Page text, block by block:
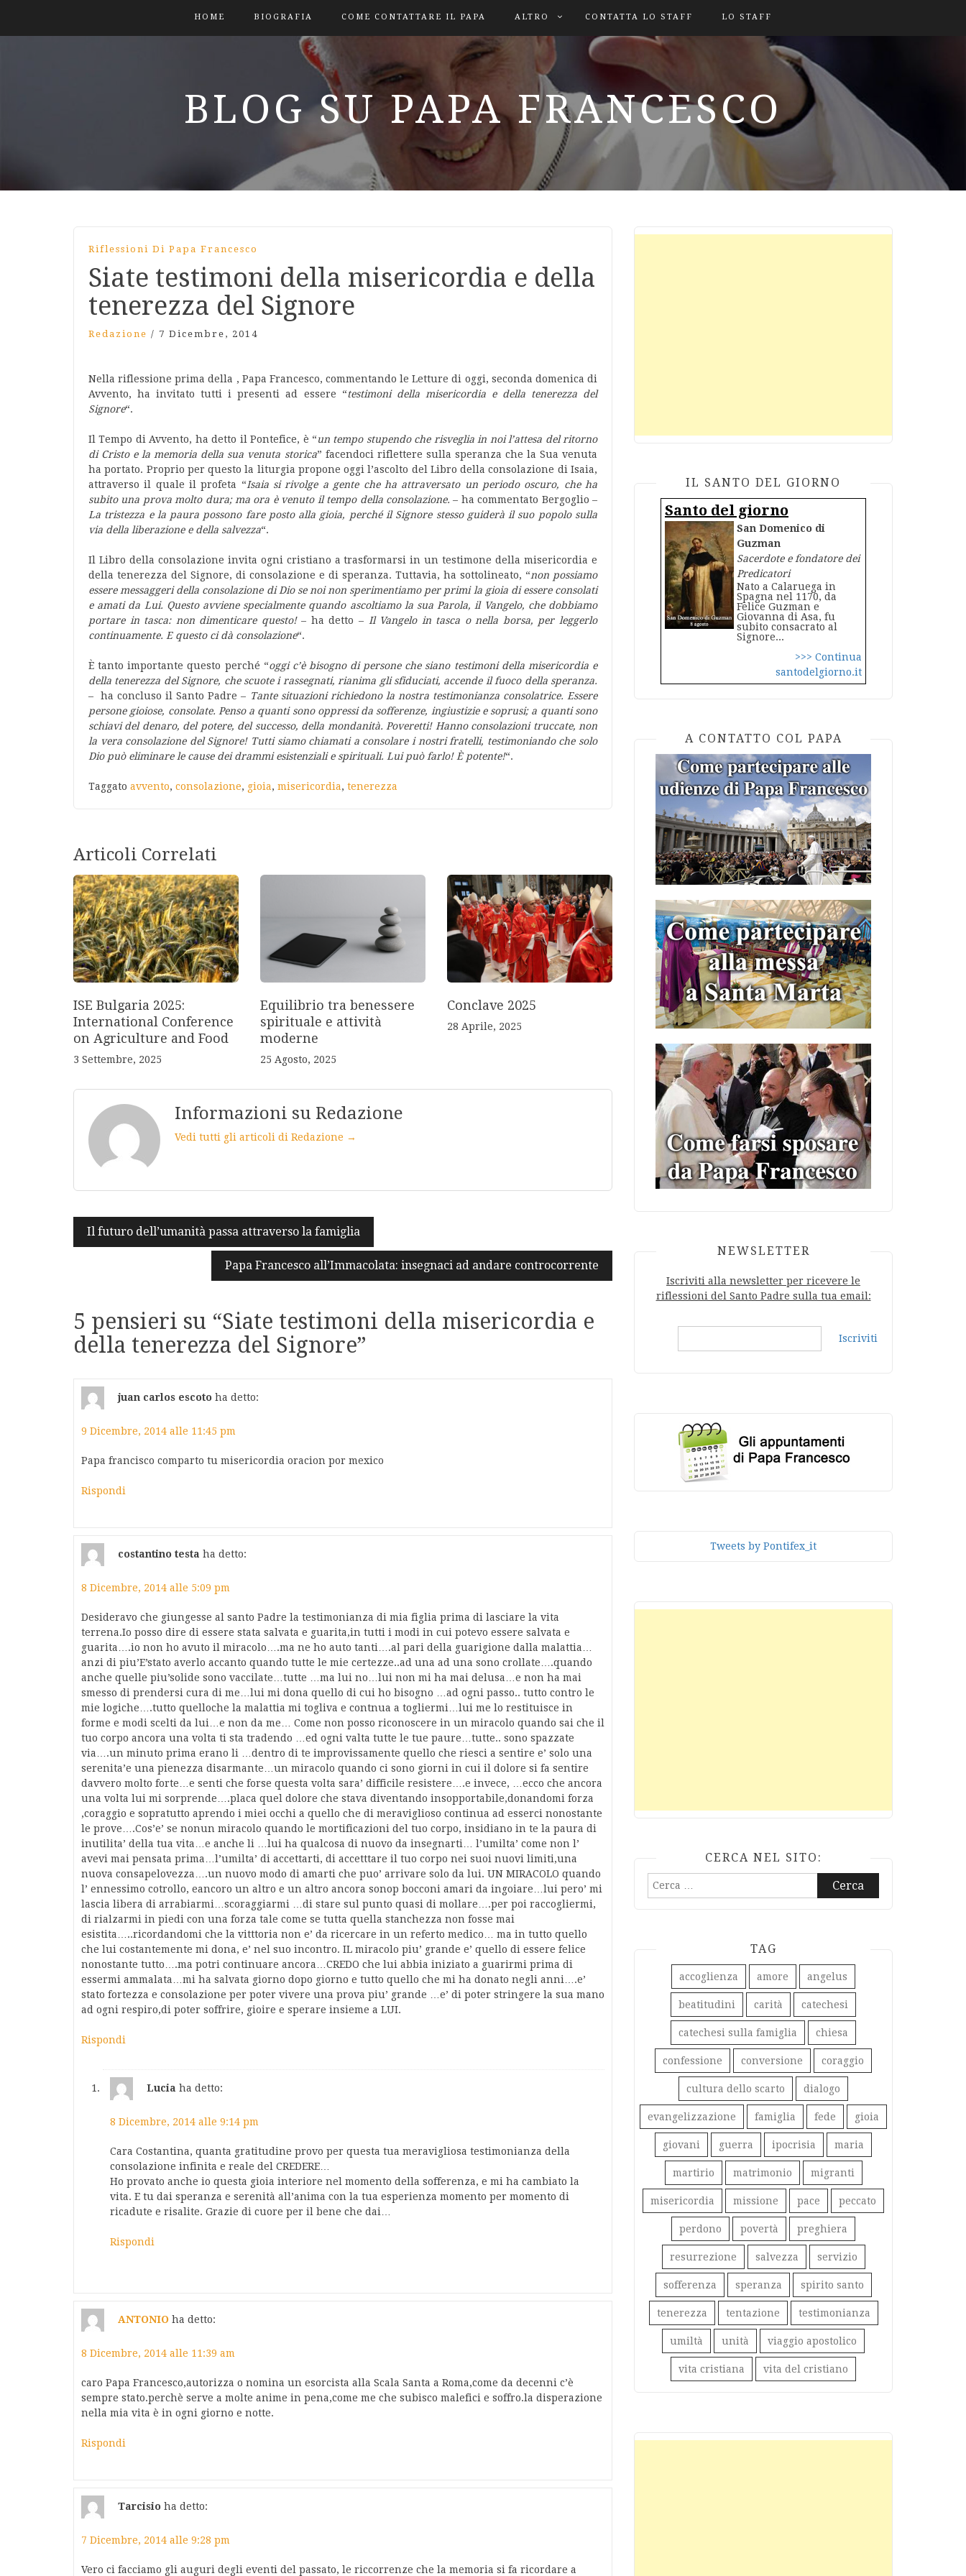
HOME BIOGRAFIA COME CONTATTARE IL PAPA ALTRO CONTATTA LO STAFF LO STAFF
BLOG SU PAPA FRANCESCO
Riflessioni Di Papa Francesco
Siate testimoni della misericordia e della
tenerezza del Signore
Redazione / 7 Dicembre, 2014
Nella riflessione prima della , Papa Francesco, commentando le Letture di oggi, seconda domenica di
Avvento, ha invitato tutti i presenti ad essere “testimoni della misericordia e della tenerezza del
Signore“.
Il Tempo di Avvento, ha detto il Pontefice, è “un tempo stupendo che risveglia in noi l’attesa del ritorno
di Cristo e la memoria della sua venuta storica” facendoci riflettere sulla speranza che la Sua venuta
ha portato. Proprio per questo la liturgia propone oggi l’ascolto del Libro della consolazione di Isaia,
attraverso il quale il profeta “Isaia si rivolge a gente che ha attraversato un periodo oscuro, che ha
subito una prova molto dura; ma ora è venuto il tempo della consolazione. – ha commentato Bergoglio –
La tristezza e la paura possono fare posto alla gioia, perché il Signore stesso guiderà il suo popolo sulla
via della liberazione e della salvezza“.
Il Libro della consolazione invita ogni cristiano a trasformarsi in un testimone della misericordia e
della tenerezza del Signore, di consolazione e di speranza. Tuttavia, ha sottolineato, “non possiamo
essere messaggeri della consolazione di Dio se noi non sperimentiamo per primi la gioia di essere consolati
e amati da Lui. Questo avviene specialmente quando ascoltiamo la sua Parola, il Vangelo, che dobbiamo
portare in tasca: non dimenticare questo!– ha detto – Il Vangelo in tasca o nella borsa, per leggerlo
continuamente. E questo ci dà consolazione“.
È tanto importante questo perché “oggi c’è bisogno di persone che siano testimoni della misericordia e
della tenerezza del Signore, che scuote i rassegnati, rianima gli sfiduciati, accende il fuoco della speranza.
– ha concluso il Santo Padre – Tante situazioni richiedono la nostra testimonianza consolatrice. Essere
persone gioiose, consolate. Penso a quanti sono oppressi da sofferenze, ingiustizie e soprusi; a quanti sono
schiavi del denaro, del potere, del successo, della mondanità. Poveretti! Hanno consolazioni truccate, non
la vera consolazione del Signore! Tutti siamo chiamati a consolare i nostri fratelli, testimoniando che solo
Dio può eliminare le cause dei drammi esistenziali e spirituali. Lui può farlo! È potente!“.
Taggato avvento, consolazione, gioia, misericordia, tenerezza
Articoli Correlati
ISE Bulgaria 2025:
International Conference
on Agriculture and Food
3 Settembre, 2025
Equilibrio tra benessere
spirituale e attività
moderne
25 Agosto, 2025
Conclave 2025
28 Aprile, 2025
Informazioni su Redazione
Vedi tutti gli articoli di Redazione →
Navigazione
articoli
Il futuro dell’umanità passa attraverso la famiglia
Papa Francesco all’Immacolata: insegnaci ad andare controcorrente
5 pensieri su “Siate testimoni della misericordia e
della tenerezza del Signore”
juan carlos escoto ha detto:
9 Dicembre, 2014 alle 11:45 pm
Papa francisco comparto tu misericordia oracion por mexico
Rispondi
costantino testa ha detto:
8 Dicembre, 2014 alle 5:09 pm
Desideravo che giungesse al santo Padre la testimonianza di mia figlia prima di lasciare la vita
terrena.Io posso dire di essere stata salvata e guarita,in tutti i modi in cui potevo essere salvata e
guarita….io non ho avuto il miracolo….ma ne ho auto tanti….al pari della guarigione dalla malattia…
anzi di piu’E’stato averlo accanto quando tutte le mie certezze..ad una ad una sono crollate….quando
anche quelle piu’solide sono vaccilate…tutte …ma lui no…lui non mi ha mai delusa…e non ha mai
smesso di prendersi cura di me…lui mi dona quello di cui ho bisogno …ad ogni passo.. tutto contro le
mie logiche….tutto quelloche la malattia mi togliva e contnua a togliermi…lui me lo restituisce in
forme e modi scelti da lui…e non da me… Come non posso riconoscere in un miracolo quando sai che il
tuo corpo ancora una volta ti sta tradendo …ed ogni valta tutte le tue paure…tutte.. sono spazzate
via….un minuto prima erano li …dentro di te improvissamente quello che riesci a sentire e’ solo una
serenita’e una pienezza disarmante…un miracolo quando ci sono giorni in cui il dolore si fa sentire
davvero molto forte…e senti che forse questa volta sara’ difficile resistere….e invece, …ecco che ancora
una volta lui mi sorprende….placa quel dolore che stava diventando insopportabile,donandomi forza
,coraggio e sopratutto aprendo i miei occhi a quello che di meraviglioso continua ad esserci nonostante
le prove….Cos’e’ se nonun miracolo quando le mortificazioni del tuo corpo, insidiano in te la paura di
inutilita’ della tua vita…e anche li …lui ha qualcosa di nuovo da insegnarti… l’umilta’ come non l’
avevi mai pensata prima…l’umilta’ di accettarti, di accetttare il tuo corpo nei suoi nuovi limiti,una
nuova consapelovezza….un nuovo modo di amarti che puo’ arrivare solo da lui. UN MIRACOLO quando
l’ ennessimo cotrollo, eancoro un altro e un altro ancora sonop bocconi amari da ingoiare…lui pero’ mi
lascia libera di arrabiarmi…scoraggiarmi …di stare sul punto quasi di mollare….per poi raccogliermi,
di rialzarmi in piedi con una forza tale come se tutta quella stanchezza non fosse mai
esistita…..ricordandomi che la vitttoria non e’ da ricercare in un referto medico… ma in tutto quello
che lui costantemente mi dona, e’ nel suo incontro. IL miracolo piu’ grande e’ quello di essere felice
nonostante tutto….ma potri continuare ancora…CREDO che lui abbia iniziato a guarirmi prima di
essermi ammalata…mi ha salvata giorno dopo giorno e tutto quello che mi ha donato negli anni….e’
stato fortezza e consolazione per poter vivere una prova piu’ grande …e’ di poter stringere la sua mano
ad ogni respiro,di poter soffrire, gioire e sperare insieme a LUI.
Rispondi
Lucia ha detto:
8 Dicembre, 2014 alle 9:14 pm
Cara Costantina, quanta gratitudine provo per questa tua meravigliosa testimonianza della
consolazione infinita e reale del CREDERE…
Ho provato anche io questa gioia interiore nel momento della sofferenza, e mi ha cambiato la
vita. E tu dai speranza e serenità all’anima con la tua esperienza momento per momento di
ricadute e risalite. Grazie di cuore per il bene che dai…
Rispondi
ANTONIO ha detto:
8 Dicembre, 2014 alle 11:39 am
caro Papa Francesco,autorizza o nomina un esorcista alla Scala Santa a Roma,come da decenni c’è
sempre stato.perchè serve a molte anime in pena,come me che subisco malefici e soffro.la disperazione
nella mia vita è in ogni giorno e notte.
Rispondi
Tarcisio ha detto:
7 Dicembre, 2014 alle 9:28 pm
Vero ci facciamo gli auguri degli eventi del passato, le riccorrenze che la memoria si fa ricordare a
IL SANTO DEL GIORNO
Santo del giorno
San Domenico di
Guzman
Sacerdote e fondatore dei
Predicatori
Nato a Calaruega in
Spagna nel 1170, da
Felice Guzman e
Giovanna di Asa, fu
subito consacrato al
Signore...
>>> Continua
santodelgiorno.it
A CONTATTO COL PAPA
NEWSLETTER
Iscriviti alla newsletter per ricevere le
riflessioni del Santo Padre sulla tua email:
Iscriviti
Tweets by Pontifex_it
CERCA NEL SITO:
Ricerca
TAG
accoglienza amore angelus
beatitudini carità catechesi
catechesi sulla famiglia chiesa
confessione conversione coraggio
cultura dello scarto dialogo
evangelizzazione famiglia fede gioia
giovani guerra ipocrisia maria
martirio matrimonio migranti
misericordia missione pace peccato
perdono povertà preghiera
resurrezione salvezza servizio
sofferenza speranza spirito santo
tenerezza tentazione testimonianza
umiltà unità viaggio apostolico
vita cristiana vita del cristiano